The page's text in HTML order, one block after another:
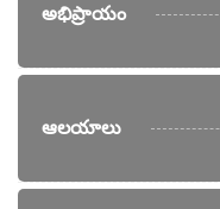
అభిప్రాయం
ఆలయాలు